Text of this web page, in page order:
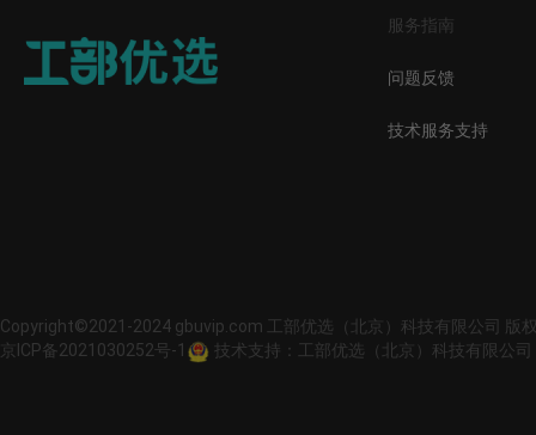
服务指南
问题反馈
技术服务支持
Copyright©2021-2024 gbuvip.com 工部优选（北京）科技有限公司 版
京ICP备2021030252号-1
技术支持：工部优选（北京）科技有限公司